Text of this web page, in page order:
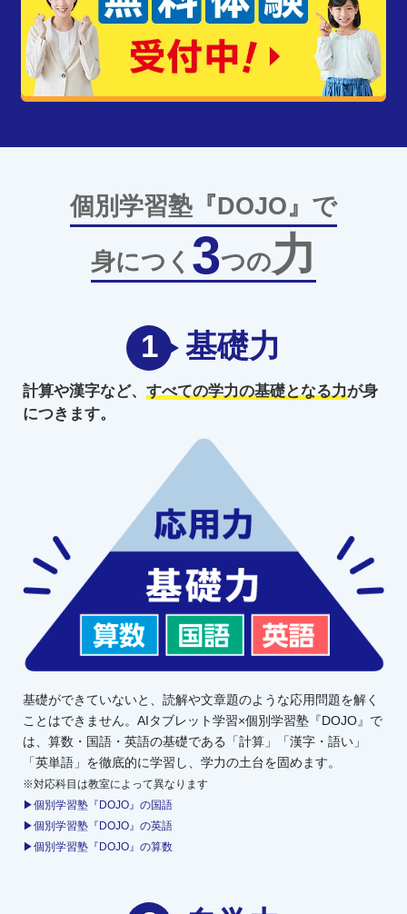
個別学習塾『DOJO』で
身につく 3つの力
1 基礎力
計算や漢字など、 すべての学力の基礎となる力が身
につきます。
基礎ができていないと、読解や文章題のような応用問題を解く
ことはできません。AIタブレット学習×個別学習塾『DOJO』で
は、算数・国語・英語の基礎である「計算」「漢字・語い」
「英単語」を徹底的に学習し、学力の土台を固めます。
※対応科目は教室によって異なります
▶個別学習塾『DOJO』の国語
▶個別学習塾『DOJO』の英語
▶個別学習塾『DOJO』の算数